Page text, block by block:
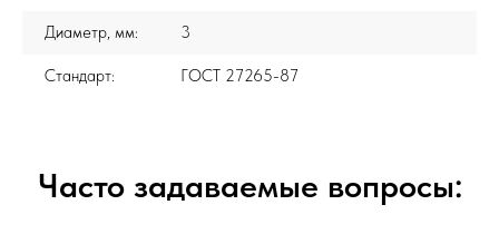
Диаметр, мм: 3
Стандарт: ГОСТ 27265-87
Часто задаваемые вопросы: